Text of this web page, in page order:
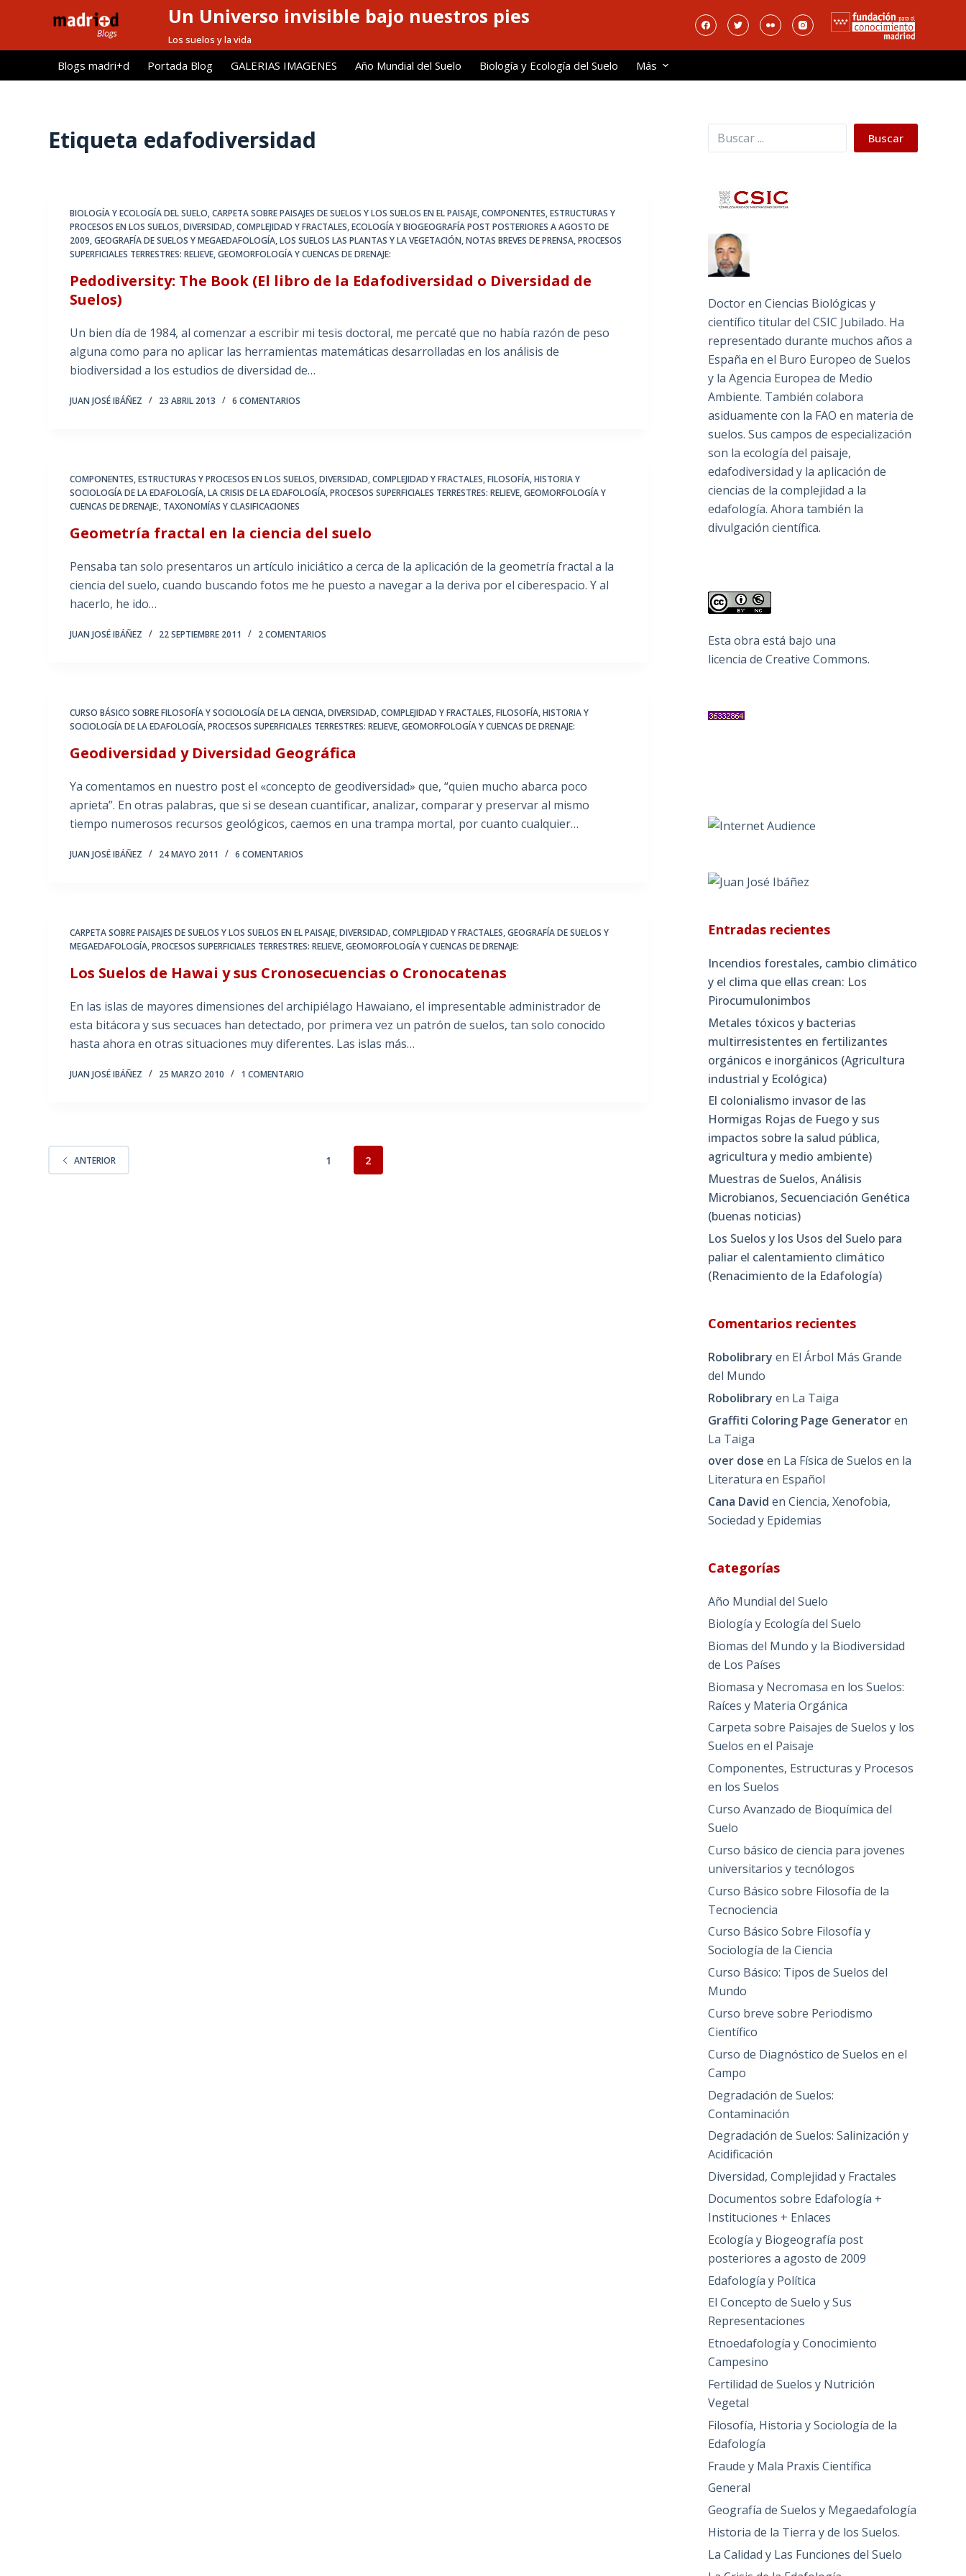
l
Un Universo invisible bajo nuestros pies
Los suelos y la vida
Blogs madri+d Portada Blog GALERIAS IMAGENES Año Mundial del Suelo Biología y Ecología del Suelo Más
Etiqueta edafodiversidad
BIOLOGÍA Y ECOLOGÍA DEL SUELO,CARPETA SOBRE PAISAJES DE SUELOS Y LOS SUELOS EN EL PAISAJE,COMPONENTES, ESTRUCTURAS Y
PROCESOS EN LOS SUELOS,DIVERSIDAD, COMPLEJIDAD Y FRACTALES,ECOLOGÍA Y BIOGEOGRAFÍA POST POSTERIORES A AGOSTO DE
2009,GEOGRAFÍA DE SUELOS Y MEGAEDAFOLOGÍA,LOS SUELOS LAS PLANTAS Y LA VEGETACIÓN,NOTAS BREVES DE PRENSA,PROCESOS
SUPERFICIALES TERRESTRES: RELIEVE, GEOMORFOLOGÍA Y CUENCAS DE DRENAJE:
Pedodiversity: The Book (El libro de la Edafodiversidad o Diversidad de
Suelos)
Un bien día de 1984, al comenzar a escribir mi tesis doctoral, me percaté que no había razón de peso
alguna como para no aplicar las herramientas matemáticas desarrolladas en los análisis de
biodiversidad a los estudios de diversidad de…
JUAN JOSÉ IBÁÑEZ 23 ABRIL 2013 6 COMENTARIOS
COMPONENTES, ESTRUCTURAS Y PROCESOS EN LOS SUELOS,DIVERSIDAD, COMPLEJIDAD Y FRACTALES,FILOSOFÍA, HISTORIA Y
SOCIOLOGÍA DE LA EDAFOLOGÍA,LA CRISIS DE LA EDAFOLOGÍA,PROCESOS SUPERFICIALES TERRESTRES: RELIEVE, GEOMORFOLOGÍA Y
CUENCAS DE DRENAJE:, TAXONOMÍAS Y CLASIFICACIONES
Geometría fractal en la ciencia del suelo
Pensaba tan solo presentaros un artículo iniciático a cerca de la aplicación de la geometría fractal a la
ciencia del suelo, cuando buscando fotos me he puesto a navegar a la deriva por el ciberespacio. Y al
hacerlo, he ido…
JUAN JOSÉ IBÁÑEZ 22 SEPTIEMBRE 2011 2 COMENTARIOS
CURSO BÁSICO SOBRE FILOSOFÍA Y SOCIOLOGÍA DE LA CIENCIA,DIVERSIDAD, COMPLEJIDAD Y FRACTALES,FILOSOFÍA, HISTORIA Y
SOCIOLOGÍA DE LA EDAFOLOGÍA,PROCESOS SUPERFICIALES TERRESTRES: RELIEVE, GEOMORFOLOGÍA Y CUENCAS DE DRENAJE:
Geodiversidad y Diversidad Geográfica
Ya comentamos en nuestro post el «concepto de geodiversidad» que, “quien mucho abarca poco
aprieta”. En otras palabras, que si se desean cuantificar, analizar, comparar y preservar al mismo
tiempo numerosos recursos geológicos, caemos en una trampa mortal, por cuanto cualquier…
JUAN JOSÉ IBÁÑEZ 24 MAYO 2011 6 COMENTARIOS
CARPETA SOBRE PAISAJES DE SUELOS Y LOS SUELOS EN EL PAISAJE,DIVERSIDAD, COMPLEJIDAD Y FRACTALES,GEOGRAFÍA DE SUELOS Y
MEGAEDAFOLOGÍA,PROCESOS SUPERFICIALES TERRESTRES: RELIEVE, GEOMORFOLOGÍA Y CUENCAS DE DRENAJE:
Los Suelos de Hawai y sus Cronosecuencias o Cronocatenas
En las islas de mayores dimensiones del archipiélago Hawaiano, el impresentable administrador de
esta bitácora y sus secuaces han detectado, por primera vez un patrón de suelos, tan solo conocido
hasta ahora en otras situaciones muy diferentes. Las islas más…
JUAN JOSÉ IBÁÑEZ 25 MARZO 2010 1 COMENTARIO
ANTERIOR 1 2
Buscar Buscar
Doctor en Ciencias Biológicas y
científico titular del CSIC Jubilado. Ha
representado durante muchos años a
España en el Buro Europeo de Suelos
y la Agencia Europea de Medio
Ambiente. También colabora
asiduamente con la FAO en materia de
suelos. Sus campos de especialización
son la ecología del paisaje,
edafodiversidad y la aplicación de
ciencias de la complejidad a la
edafología. Ahora también la
divulgación científica.
Esta obra está bajo una
licencia de Creative Commons.
Entradas recientes
Incendios forestales, cambio climático
y el clima que ellas crean: Los
Pirocumulonimbos
Metales tóxicos y bacterias
multirresistentes en fertilizantes
orgánicos e inorgánicos (Agricultura
industrial y Ecológica)
El colonialismo invasor de las
Hormigas Rojas de Fuego y sus
impactos sobre la salud pública,
agricultura y medio ambiente)
Muestras de Suelos, Análisis
Microbianos, Secuenciación Genética
(buenas noticias)
Los Suelos y los Usos del Suelo para
paliar el calentamiento climático
(Renacimiento de la Edafología)
Comentarios recientes
Robolibrary en El Árbol Más Grande
del Mundo
Robolibrary en La Taiga
Graffiti Coloring Page Generatoren
La Taiga
over dose en La Física de Suelos en la
Literatura en Español
Cana David enCiencia, Xenofobia,
Sociedad y Epidemias
Categorías
Año Mundial del Suelo
Biología y Ecología del Suelo
Biomas del Mundo y la Biodiversidad
de Los Países
Biomasa y Necromasa en los Suelos:
Raíces y Materia Orgánica
Carpeta sobre Paisajes de Suelos y los
Suelos en el Paisaje
Componentes, Estructuras y Procesos
en los Suelos
Curso Avanzado de Bioquímica del
Suelo
Curso básico de ciencia para jovenes
universitarios y tecnólogos
Curso Básico sobre Filosofía de la
Tecnociencia
Curso Básico Sobre Filosofía y
Sociología de la Ciencia
Curso Básico: Tipos de Suelos del
Mundo
Curso breve sobre Periodismo
Científico
Curso de Diagnóstico de Suelos en el
Campo
Degradación de Suelos:
Contaminación
Degradación de Suelos: Salinización y
Acidificación
Diversidad, Complejidad y Fractales
Documentos sobre Edafología +
Instituciones + Enlaces
Ecología y Biogeografía post
posteriores a agosto de 2009
Edafología y Política
El Concepto de Suelo y Sus
Representaciones
Etnoedafología y Conocimiento
Campesino
Fertilidad de Suelos y Nutrición
Vegetal
Filosofía, Historia y Sociología de la
Edafología
Fraude y Mala Praxis Científica
General
Geografía de Suelos y Megaedafología
Historia de la Tierra y de los Suelos.
La Calidad y Las Funciones del Suelo